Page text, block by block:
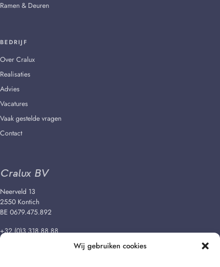
Wij gebruiken cookies
Ramen & Deuren
BEDRIJF
Over Cralux
Realisaties
Advies
Vacatures
Vaak gestelde vragen
Contact
Cralux BV
Neerveld 13
2550 Kontich
BE 0679.475.892
+32 (0)3 318 88 88